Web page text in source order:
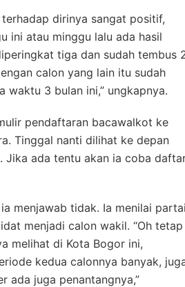
dirinya sangat positif,
ini atau minggu lalu ada hasil
tiga dan sudah tembus
calon yang lain itu sudah
waktu 3 bulan ini,” ungkapnya.
pendaftaran bacawalkot ke
Tinggal nanti dilihat ke depan
Jika ada tentu akan ia coba
menjawab tidak. Ia menilai
menjadi calon wakil. “Oh tetap
melihat di Kota Bogor ini,
kedua calonnya banyak,
ada juga penantangnya,”